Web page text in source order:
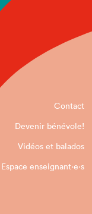
Contact
Devenir bénévole!
Vidéos et balados
Espace enseignant·e⋅s